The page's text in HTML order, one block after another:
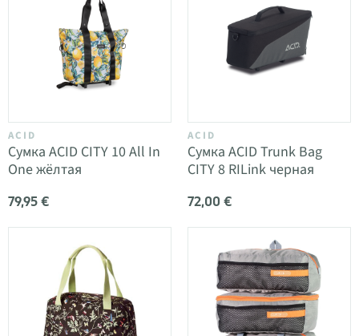
ACID
Сумка ACID CITY 10 All In
One жёлтая
79,95 €
ACID
Сумка ACID Trunk Bag
CITY 8 RILink черная
72,00 €